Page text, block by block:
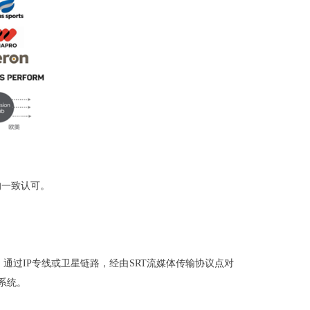
致认可。
过IP专线或卫星链路，经由SRT流媒体传输协议点对
统。